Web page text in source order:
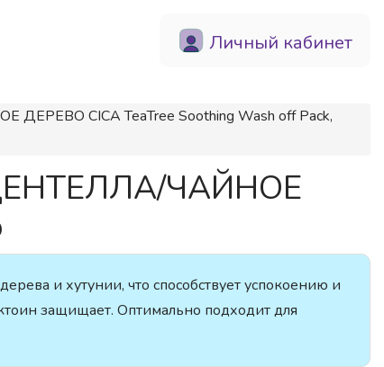
Личный кабинет
CICA TeaTree Soothing Wash off Pack,
ЧАЙНОЕ
и хутунии, что способствует успокоению и
защищает. Оптимально подходит для